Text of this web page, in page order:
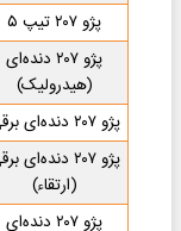
پژو ۲۰۷ تیپ ۵
پژو ۲۰۷ دنده‌ای
(هیدرولیک)
پژو ۲۰۷ دنده‌ای برقی
پژو ۲۰۷ دنده‌ای
(ارتقاء)
پژو ۲۰۷ دنده‌ای